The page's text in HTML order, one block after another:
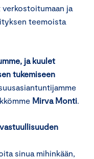
ja
teemoista
ja kuulet
tukemiseen
Mirva Monti.
sinua mihinkään,